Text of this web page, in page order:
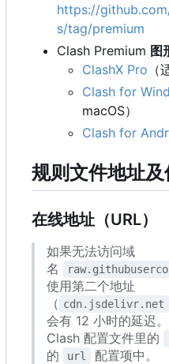
https://
s/tag/premium
Clash Premium 图
ClashX Pro
Clash for
macOS）
Clash for
规则文件地址
在线地址 （URL）
如果无法访问域
名
使用第二个地址
（ cdn.jsdelivr.net
会有 12 小时的延迟
Clash 配置文件里的
的
url
配置项中。